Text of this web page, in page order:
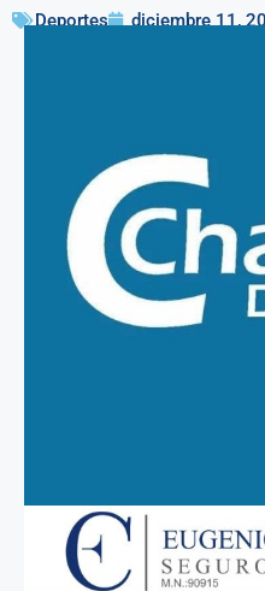
Deportes diciembre 11,